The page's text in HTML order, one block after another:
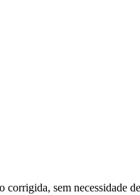
sem necessidade